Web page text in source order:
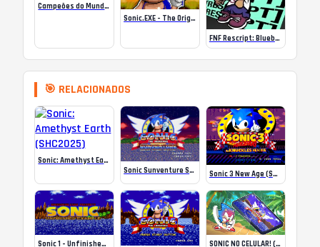
Campeões do Mundo (ISS) Online
Sonic.EXE – The Original Game Online
FNF Rescript: Blueballed
🎯 RELACIONADOS
Sonic: Amethyst Earth (SHC2025)
Sonic Sunventure SHC2022
Sonic 3 New Age (SHC23 Demo)
Sonic 1 – Unfinished Example Remade (Final Release) SONIC NO CELULAR! (DESAFIO)